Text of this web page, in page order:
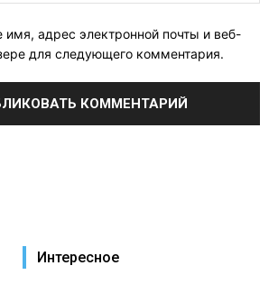
имя, адрес электронной почты и веб-
для следующего комментария.
Интересное